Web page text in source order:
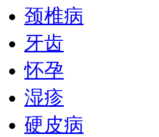
颈椎病
牙齿
怀孕
湿疹
硬皮病